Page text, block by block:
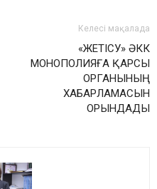
Келесі мақалада
«ЖЕТІСУ» ӘКК
МОНОПОЛИЯҒА ҚАРСЫ
ОРГАНЫНЫҢ
ХАБАРЛАМАСЫН
ОРЫНДАДЫ